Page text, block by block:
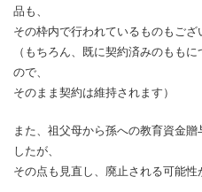
品も、
その枠内で行われているものもござ
（もちろん、既に契約済みのもも
ので、
そのまま契約は維持されます）
また、祖父母から孫への教育資金
したが、
その点も見直し、廃止される可能性